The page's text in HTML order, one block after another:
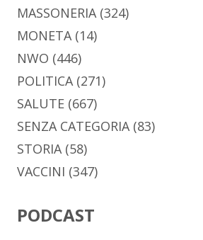
MASSONERIA(324)
MONETA(14)
NWO (446)
POLITICA(271)
SALUTE (667)
SENZA CATEGORIA(83)
STORIA(58)
VACCINI (347)
PODCAST